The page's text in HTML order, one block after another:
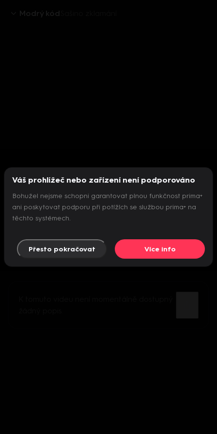
Modrý kód
Nepodařilo se inicializovat přehrávač
Váš prohlížeč nebo zařízení není podporováno
Bohužel nejsme schopni garantovat plnou funkčnost prima+
ani poskytovat podporu při potížích se službou prima+ na
těchto systémech.
Přesto pokračovat Více info